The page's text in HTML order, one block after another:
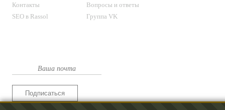
Контакты
SEO в Rassol
Вопросы и ответы
Группа VK
Подписаться